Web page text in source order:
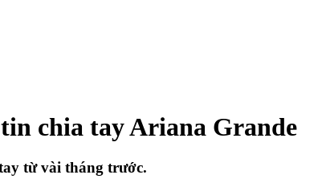
chia tay Ariana Grande
từ vài tháng trước.